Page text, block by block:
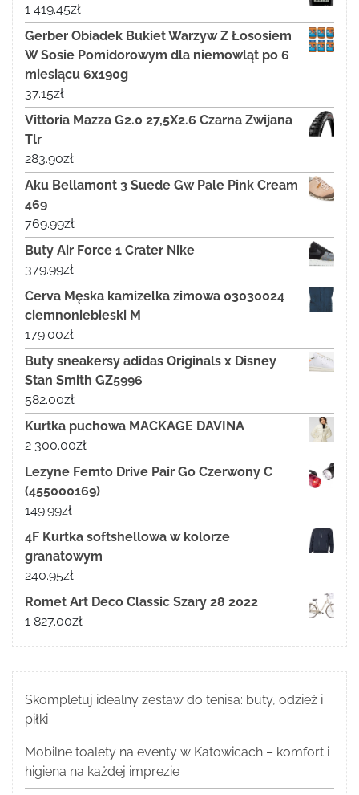
1 419.45zł
Gerber Obiadek Bukiet Warzyw Z Łososiem
W Sosie Pomidorowym dla niemowląt po 6
miesiącu 6x190g
37.15zł
Vittoria Mazza G2.0 27,5X2.6 Czarna Zwijana
Tlr
283.90zł
Aku Bellamont 3 Suede Gw Pale Pink Cream
469
769.99zł
Buty Air Force 1 Crater Nike
379.99zł
Cerva Męska kamizelka zimowa 03030024
ciemnoniebieski M
179.00zł
Buty sneakersy adidas Originals x Disney
Stan Smith GZ5996
582.00zł
Kurtka puchowa MACKAGE DAVINA
2 300.00zł
Lezyne Femto Drive Pair Go Czerwony C
(455000169)
149.99zł
4F Kurtka softshellowa w kolorze
granatowym
240.95zł
Romet Art Deco Classic Szary 28 2022
1 827.00zł
Skompletuj idealny zestaw do tenisa: buty, odzież i
piłki
Mobilne toalety na eventy w Katowicach – komfort i
higiena na każdej imprezie